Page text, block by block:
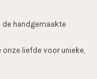
de handgemaakte
liefde voor unieke,